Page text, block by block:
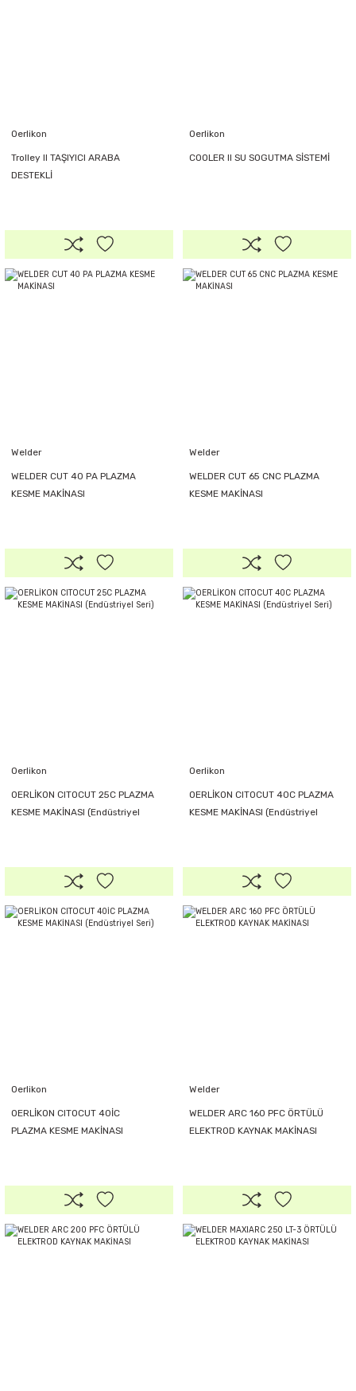
Oerlikon
Trolley II TAŞIYICI ARABA
DESTEKLİ
Oerlikon
COOLER II SU SOGUTMA SİSTEMİ
Welder
WELDER CUT 40 PA PLAZMA
KESME MAKİNASI
Welder
WELDER CUT 65 CNC PLAZMA
KESME MAKİNASI
Oerlikon
OERLİKON CITOCUT 25C PLAZMA
KESME MAKİNASI (Endüstriyel
Oerlikon
OERLİKON CITOCUT 40C PLAZMA
KESME MAKİNASI (Endüstriyel
Oerlikon
OERLİKON CITOCUT 40İC
PLAZMA KESME MAKİNASI
Welder
WELDER ARC 160 PFC ÖRTÜLÜ
ELEKTROD KAYNAK MAKİNASI